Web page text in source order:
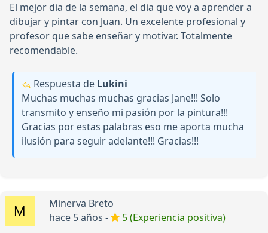
El mejor dia de la semana, el dia que voy a aprender a
dibujar y pintar con Juan. Un excelente profesional y
profesor que sabe enseñar y motivar. Totalmente
recomendable.
Respuesta de Lukini
Muchas muchas muchas gracias Jane!!! Solo
transmito y enseño mi pasión por la pintura!!!
Gracias por estas palabras eso me aporta mucha
ilusión para seguir adelante!!! Gracias!!!
Minerva Breto
hace 5 años -
5 (Experiencia positiva)